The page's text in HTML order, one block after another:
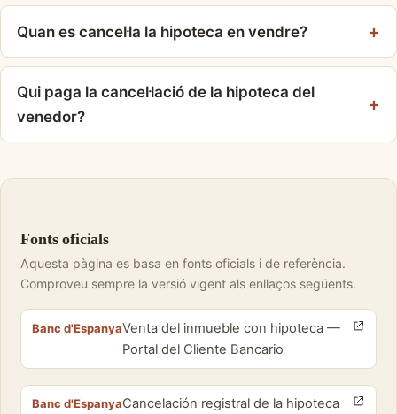
Quan es cancel·la la hipoteca en vendre?
Qui paga la cancel·lació de la hipoteca del
venedor?
Fonts oficials
Aquesta pàgina es basa en fonts oficials i de referència.
Comproveu sempre la versió vigent als enllaços següents.
Banc d'EspanyaVenta del inmueble con hipoteca —
Portal del Cliente Bancario
Banc d'EspanyaCancelación registral de la hipoteca